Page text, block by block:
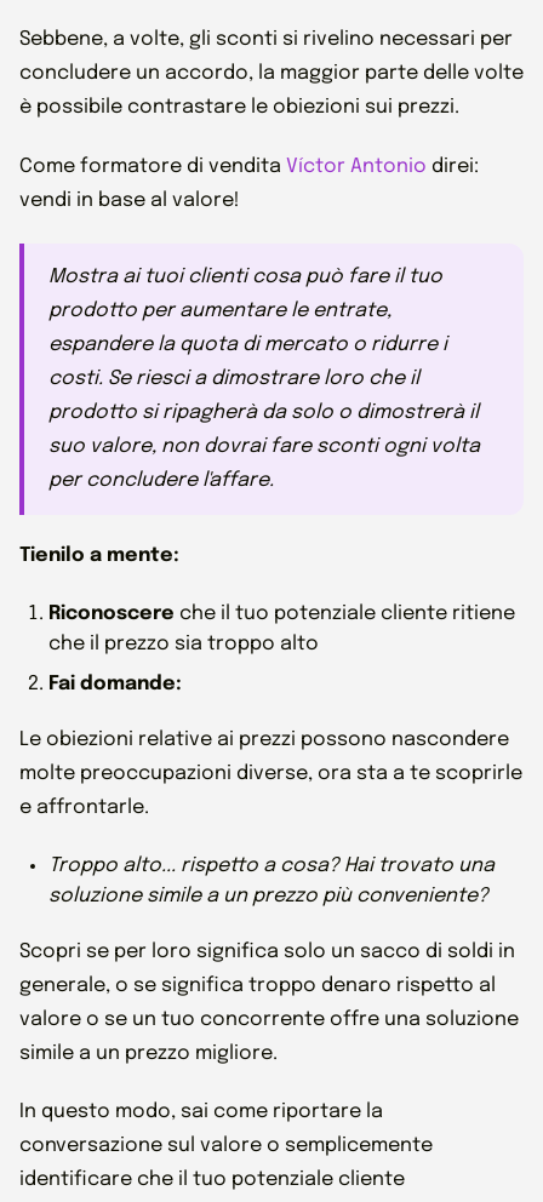
Sebbene, a volte, gli sconti si rivelino necessari per
concludere un accordo, la maggior parte delle volte
è possibile contrastare le obiezioni sui prezzi.
Come formatore di vendita Víctor Antonio direi:
vendi in base al valore!
Mostra ai tuoi clienti cosa può fare il tuo
prodotto per aumentare le entrate,
espandere la quota di mercato o ridurre i
costi. Se riesci a dimostrare loro che il
prodotto si ripagherà da solo o dimostrerà il
suo valore, non dovrai fare sconti ogni volta
per concludere l'affare.
Tienilo a mente:
Riconoscere che il tuo potenziale cliente ritiene
che il prezzo sia troppo alto
Fai domande:
Le obiezioni relative ai prezzi possono nascondere
molte preoccupazioni diverse, ora sta a te scoprirle
e affrontarle.
Troppo alto... rispetto a cosa? Hai trovato una
soluzione simile a un prezzo più conveniente?
Scopri se per loro significa solo un sacco di soldi in
generale, o se significa troppo denaro rispetto al
valore o se un tuo concorrente offre una soluzione
simile a un prezzo migliore.
In questo modo, sai come riportare la
conversazione sul valore o semplicemente
identificare che il tuo potenziale cliente